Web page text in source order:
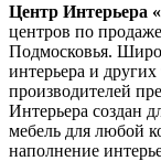
Центр Интерьера
центров по
Подмосковья.
интерьера и
производителей
Интерьера создан
мебель для любой
наполнение